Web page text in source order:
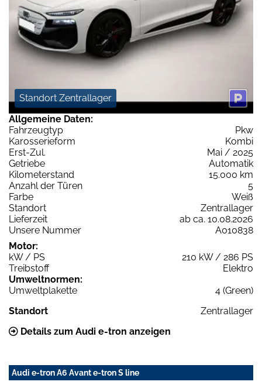
Standort Zentrallager
Allgemeine Daten:
Fahrzeugtyp
Pkw
Karosserieform
Kombi
Erst-Zul.
Mai / 2025
Getriebe
Automatik
Kilometerstand
15.000 km
Anzahl der Türen
5
Farbe
Weiß
Standort
Zentrallager
Lieferzeit
ab ca. 10.08.2026
Unsere Nummer
A010838
Motor:
kW / PS
210 kW / 286 PS
Treibstoff
Elektro
Umweltnormen:
Umweltplakette
4 (Green)
Standort
Zentrallager
Details zum Audi e-tron anzeigen
Audi e-tron A6 Avant e-tron S line